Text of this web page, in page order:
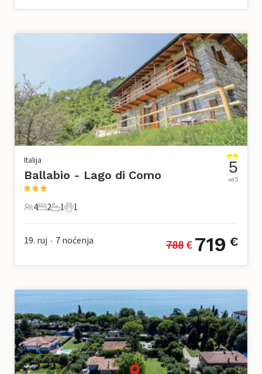
Italija
Ballabio - Lago di Como
4 Gosti
4
2 Spavaće sobe
2
1 Kupaonica
1
1 Kućni ljubimac
1
5
od 5
19. ruj • 7 noćenja 788 € 719 €